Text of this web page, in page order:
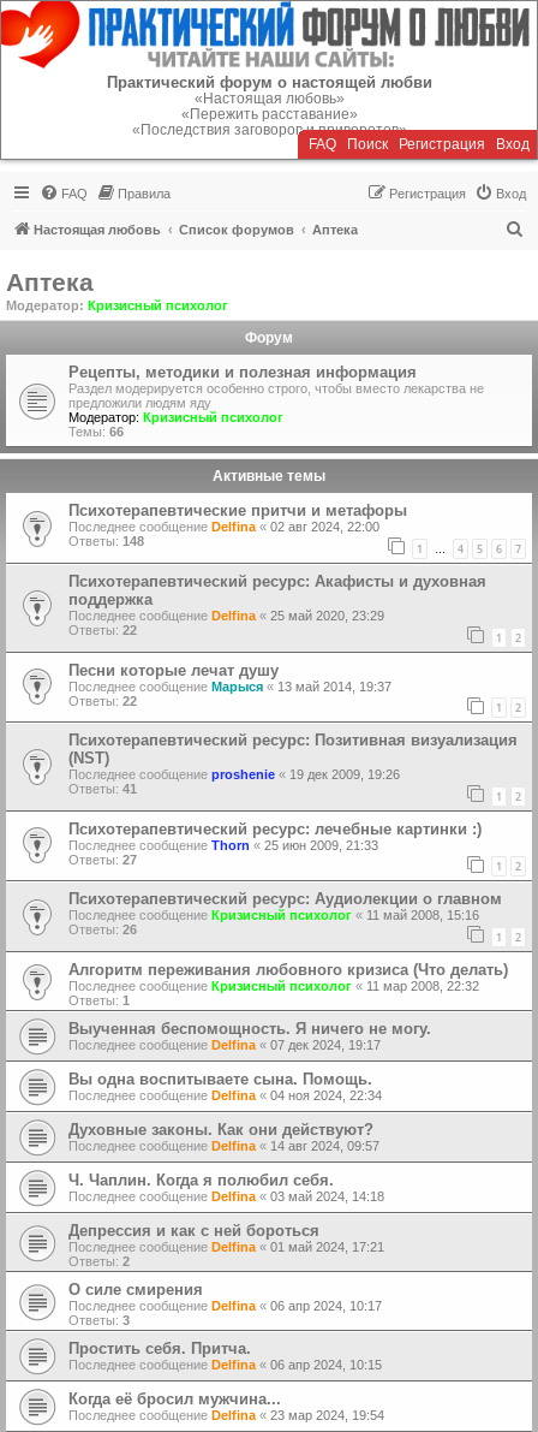
Регистрация
Практический форум о настоящей любви
«Настоящая любовь»
«Пережить расставание»
«Последствия заговоров и приворотов»
FAQ Поиск Регистрация Вход
FAQ Правила Вход
Регистрация
Настоящая любовь Список форумов Аптека
Аптека
Модератор: Кризисный психолог
Форум
Рецепты, методики и полезная информация
Раздел модерируется особенно строго, чтобы вместо лекарства не
предложили людям яду
Модератор: Кризисный психолог
Темы: 66
Активные темы
Психотерапевтические притчи и метафоры
Последнее сообщение Delfina « 02 авг 2024, 22:00
Ответы: 148 1 … 4 5 6 7
Психотерапевтический ресурс: Акафисты и духовная
поддержка
Последнее сообщение Delfina « 25 май 2020, 23:29
Ответы: 22 1 2
Песни которые лечат душу
Последнее сообщение Марыся « 13 май 2014, 19:37
Ответы: 22 1 2
Психотерапевтический ресурс: Позитивная визуализация
(NST)
Последнее сообщение proshenie « 19 дек 2009, 19:26
Ответы: 41 1 2
Психотерапевтический ресурс: лечебные картинки :)
Последнее сообщение Thorn « 25 июн 2009, 21:33
Ответы: 27 1 2
Психотерапевтический ресурс: Аудиолекции о главном
Последнее сообщение Кризисный психолог « 11 май 2008, 15:16
Ответы: 26 1 2
Алгоритм переживания любовного кризиса (Что делать)
Последнее сообщение Кризисный психолог « 11 мар 2008, 22:32
Ответы: 1
Выученная беспомощность. Я ничего не могу.
Последнее сообщение Delfina « 07 дек 2024, 19:17
Вы одна воспитываете сына. Помощь.
Последнее сообщение Delfina « 04 ноя 2024, 22:34
Духовные законы. Как они действуют?
Последнее сообщение Delfina « 14 авг 2024, 09:57
Ч. Чаплин. Когда я полюбил себя.
Последнее сообщение Delfina « 03 май 2024, 14:18
Депрессия и как с ней бороться
Последнее сообщение Delfina « 01 май 2024, 17:21
Ответы: 2
О силе смирения
Последнее сообщение Delfina « 06 апр 2024, 10:17
Ответы: 3
Простить себя. Притча.
Последнее сообщение Delfina « 06 апр 2024, 10:15
Когда её бросил мужчина...
Последнее сообщение Delfina « 23 мар 2024, 19:54